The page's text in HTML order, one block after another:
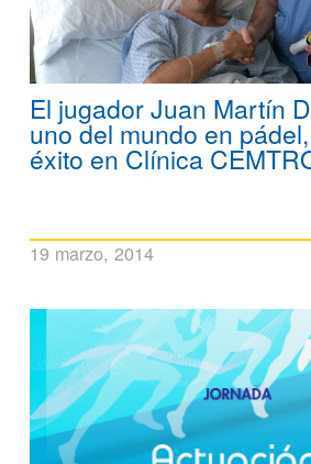
El jugador Juan Martín
uno del mundo en
éxito en Clínica
19 marzo, 2014